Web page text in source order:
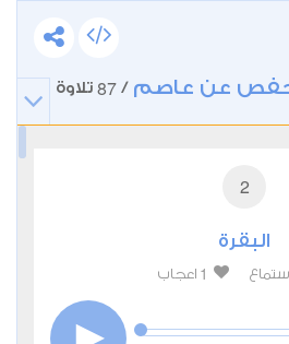
حفص عن عاصم /
87 تلاوة
2
البقرة
1 اعجاب